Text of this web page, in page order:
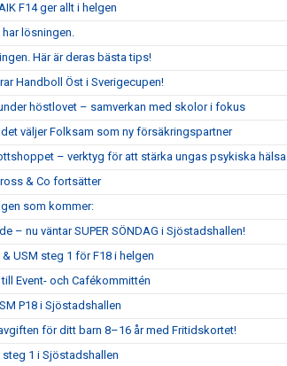
F14 ger allt i helgen
lösningen.
Här är deras bästa tips!
Handboll Öst i Sverigecupen!
höstlovet – samverkan med skolor i fokus
väljer Folksam som ny försäkringspartner
– verktyg för att stärka ungas psykiska hälsa
& Co fortsätter
som kommer:
– nu väntar SUPER SÖNDAG i Sjöstadshallen!
USM steg 1 för F18 i helgen
Event- och Cafékommittén
P18 i Sjöstadshallen
för ditt barn 8–16 år med Fritidskortet!
steg 1 i Sjöstadshallen